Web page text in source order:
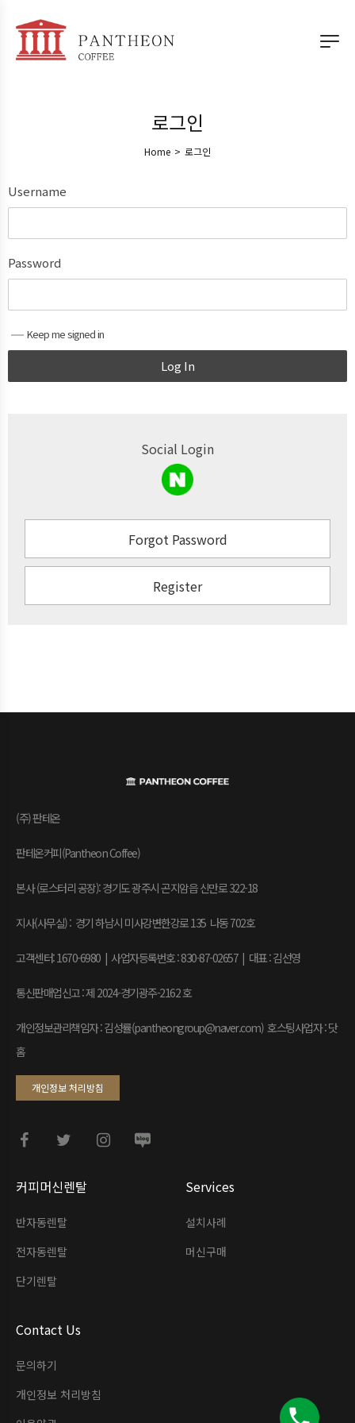
로그인
Home > 로그인
Username
Password
Keep me signed in
Log In
Social Login
Forgot Password
Register
커피머신렌탈
반자동렌탈
전자동렌탈
단기렌탈
Services
설치사례
머신구매
Contact Us
문의하기
개인정보 처리방침
(주) 판테온
판테온커피(Pantheon Coffee)
본사 (로스터리 공장): 경기도 광주시 곤지암읍 신만로 322-18
지사(사무실) : 경기 하남시 미사강변한강로 135 나동 702호
고객센터: 1670-6980 | 사업자등록번호 : 830-87-02657 | 대표 : 김선영
통신판매업신고 : 제 2024-경기광주-2162 호
개인정보관리책임자 : 김성률(pantheongroup@naver.com) 호스팅사업자 : 닷
홈
개인정보 처리방침